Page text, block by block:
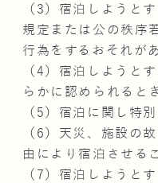
（3）宿泊しようと
規定または公の秩序
行為をするおそれが
（4）宿泊しようと
らかに認められると
（5）宿泊に関し特
（6）天災、施設の
由により宿泊させる
（7）宿泊しようと